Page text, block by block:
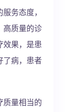
务态度，
高质量的诊
效果，是患
了病，患者
质量相当的